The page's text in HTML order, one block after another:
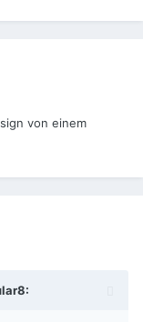
von einem
: